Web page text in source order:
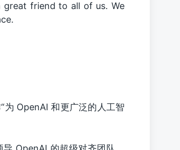
friend to all of us. We
为 OpenAI 和更广泛的人工智